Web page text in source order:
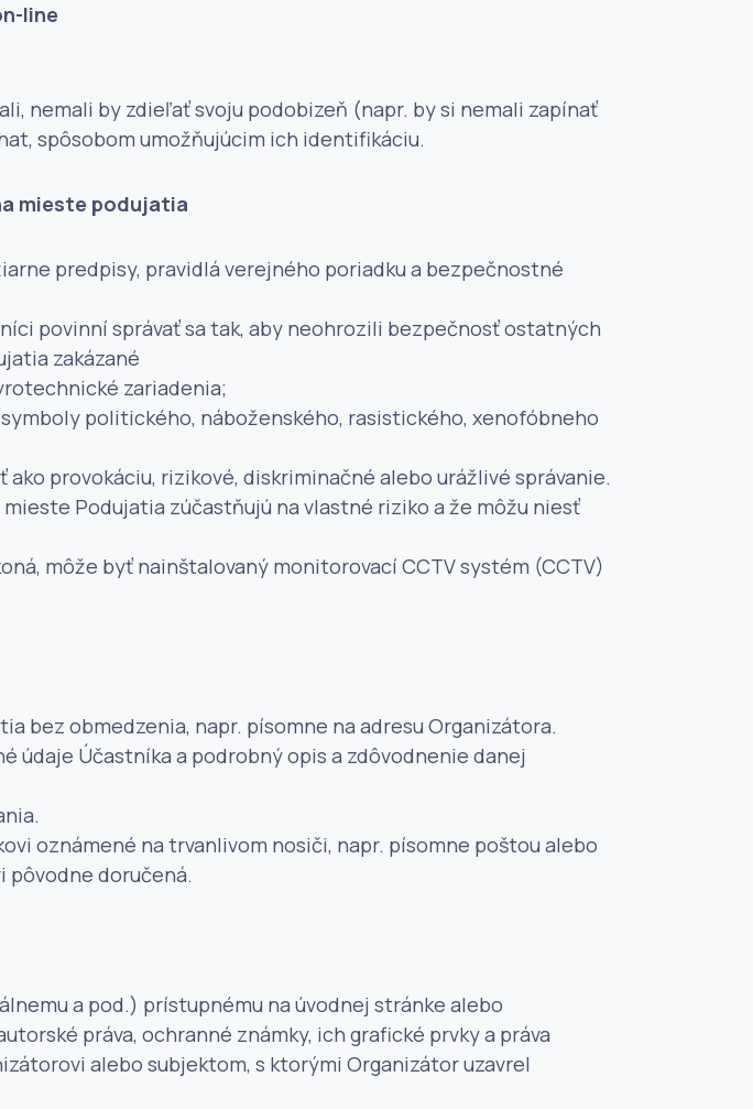
line
nemali by zdieľať svoju podobizeň (napr. by si nemali zapínať
spôsobom umožňujúcim ich identifikáciu.
mieste podujatia
predpisy, pravidlá verejného poriadku a bezpečnostné
povinní správať sa tak, aby neohrozili bezpečnosť ostatných
zakázané
zariadenia;
politického, náboženského, rasistického, xenofóbneho
provokáciu, rizikové, diskriminačné alebo urážlivé správanie.
Podujatia zúčastňujú na vlastné riziko a že môžu niesť
môže byť nainštalovaný monitorovací CCTV systém (CCTV)
bez obmedzenia, napr. písomne na adresu Organizátora.
údaje Účastníka a podrobný opis a zdôvodnenie danej
oznámené na trvanlivom nosiči, napr. písomne poštou alebo
pôvodne doručená.
a pod.) prístupnému na úvodnej stránke alebo
práva, ochranné známky, ich grafické prvky a práva
alebo subjektom, s ktorými Organizátor uzavrel